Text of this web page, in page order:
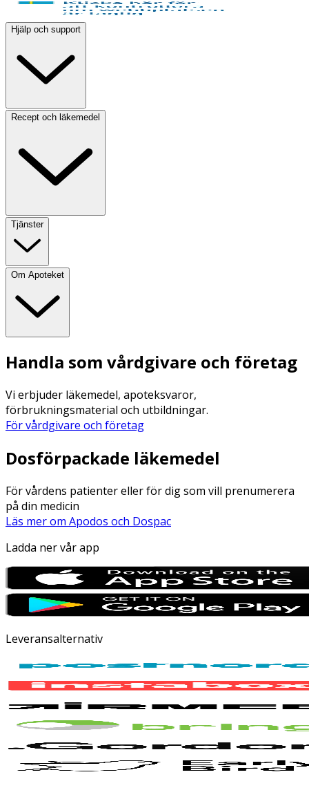
Hjälp och support
Recept och läkemedel
Tjänster
Om Apoteket
Handla som vårdgivare och företag
Vi erbjuder läkemedel, apoteksvaror,
förbrukningsmaterial och utbildningar.
För vårdgivare och företag
Dosförpackade läkemedel
För vårdens patienter eller för dig som vill prenumerera
på din medicin
Läs mer om Apodos och Dospac
Ladda ner vår app
Leveransalternativ